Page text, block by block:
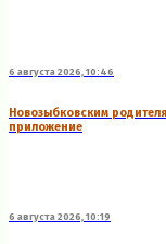
6 августа 2026, 10:46
Новозыбковским
приложение
6 августа 2026, 10:19